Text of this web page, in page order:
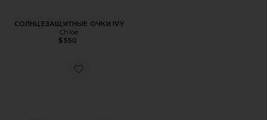
СОЛНЦЕЗАЩИТНЫЕ ОЧКИ IVY
Chloe
$550
Favorite СОЛНЦЕЗАЩИТНЫЕ ОЧКИ